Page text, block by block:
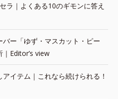
ラ｜よくある10のギモンに答え
ー「ゆず・マスカット・ピー
Editor’s view
イテム｜これなら続けられる！